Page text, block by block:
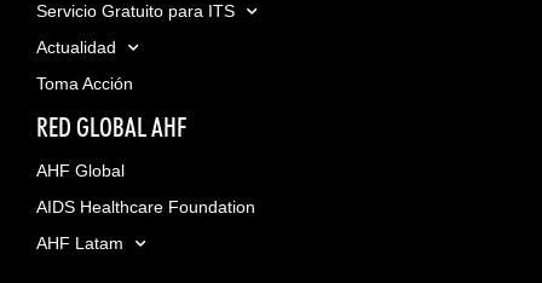
Servicio Gratuito para ITS
Actualidad
Toma Acción
RED GLOBAL AHF
AHF Global
AIDS Healthcare Foundation
AHF Latam